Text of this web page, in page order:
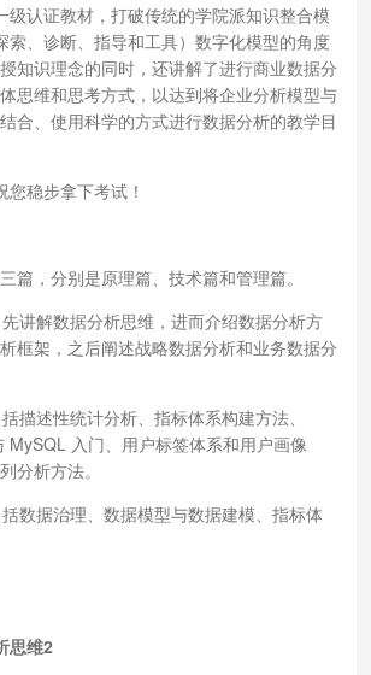
级认证教材，打破传统的学院派知识整合模
索、诊断、指导和工具）数字化模型的角度
知识理念的同时，还讲解了进行商业数据分
思维和思考方式，以达到将企业分析模型与
合、使用科学的方式进行数据分析的教学目
稳步拿下考试！
篇，分别是原理篇、技术篇和管理篇。
讲解数据分析思维，进而介绍数据分析方
框架，之后阐述战略数据分析和业务数据分
描述性统计分析、指标体系构建方法、
MySQL 入门、用户标签体系和用户画像
分析方法。
数据治理、数据模型与数据建模、指标体
思维2